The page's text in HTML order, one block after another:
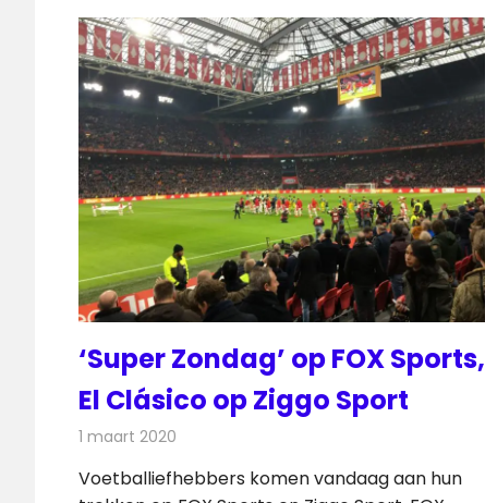
‘Super Zondag’ op FOX Sports,
El Clásico op Ziggo Sport
1 maart 2020
Voetballiefhebbers komen vandaag aan hun